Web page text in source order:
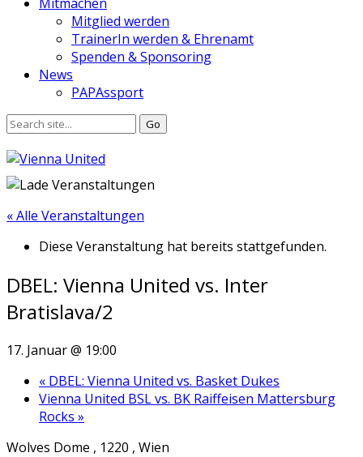
Mitglied werden
TrainerIn werden & Ehrenamt
Spenden & Sponsoring
News
PAPAssport
« Alle Veranstaltungen
Diese Veranstaltung hat bereits stattgefunden.
DBEL: Vienna United vs. Inter
Bratislava/2
17. Januar @ 19:00
« DBEL: Vienna United vs. Basket Dukes
Vienna United BSL vs. BK Raiffeisen Mattersburg
Rocks »
Wolves Dome , 1220 , Wien